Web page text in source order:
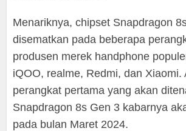
Menariknya, chipset Snapdragon
disematkan pada beberapa
produsen merek handphone
iQOO, realme, Redmi, dan Xiaomi.
perangkat pertama yang akan
Snapdragon 8s Gen 3 kabarnya
pada bulan Maret 2024.